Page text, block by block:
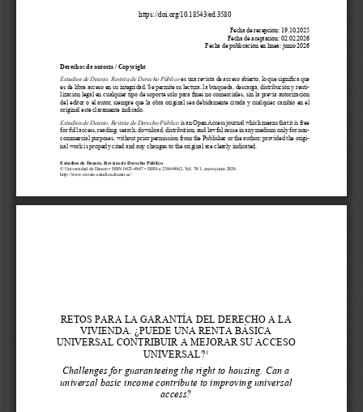
Estudios de Deusto. Revista de Derecho Público
© Universidad de Deusto • ISSN 0423-4847 • ISSN-e 2386-9062, Vol. 74/1, enero-junio 2026
http://www.revista-estudios.deusto.es/
https://doi.org/10.18543/ed.3580
Fecha de recepción: 19.10.2025
Fecha de aceptación: 02.02.2026
Fecha de publicación en línea: junio 2026
Derechos de autoría / Copyright
Estudios de Deusto. Revista de Derecho Público es una revista de acceso abierto, lo que significa que
es de libre acceso en su integridad. Se permite su lectura, la búsqueda, descarga, distribución y reuti-
lización legal en cualquier tipo de soporte sólo para fines no comerciales, sin la previa autorización
del editor o el autor, siempre que la obra original sea debidamente citada y cualquier cambio en el
original esté claramente indicado.
Estudios de Deusto. Revista de Derecho Público is an Open Access journal which means that it is free
for full access, reading, search, download, distribution, and lawful reuse in any medium only for non-
commercial purposes, without prior permission from the Publisher or the author; provided the origi-
nal work is properly cited and any changes to the original are clearly indicated.
RETOS PARA LA GARANTÍA DEL DERECHO A LA
VIVIENDA. ¿PUEDE UNA RENTA BÁSICA
UNIVERSAL CONTRIBUIR A MEJORAR SU ACCESO
UNIVERSAL? 1
Challenges for guaranteeing the right to housing. Can a
universal basic income contribute to improving universal
access?